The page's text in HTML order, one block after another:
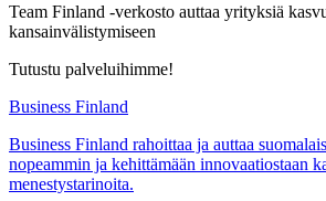
Team Finland -verkosto auttaa yrityksiä
kansainvälistymiseen
Tutustu palveluihimme!
Business Finland
Business Finland rahoittaa ja auttaa
nopeammin ja kehittämään innovaatiostaan
menestystarinoita.